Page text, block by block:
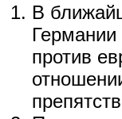
В
Германии
против